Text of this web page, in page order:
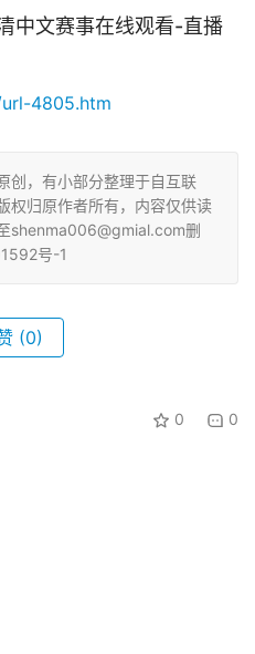
中文赛事在线观看-直播
4805.htm
创，有小部分整理于自互联
权归原作者所有，内容仅供读
shenma006@gmial.com删
号-1
(0)
0 0